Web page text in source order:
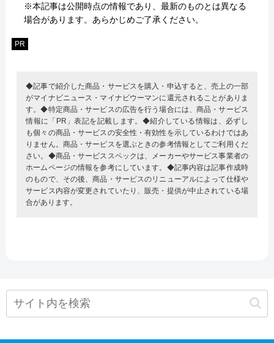
※本記事は公開時点の情報であり、最新のものとは異なる
場合があります。あらかじめご了承ください。
PR
◆記事で紹介した商品・サービスを購入・申込すると、売上の一部
がマイナビニュース・マイナビウーマンに還元されることがありま
す。◆特定商品・サービスの広告を行う場合には、商品・サービス
情報に「PR」表記を記載します。◆紹介している情報は、必ずし
も個々の商品・サービスの安全性・有効性を示しているわけではあ
りません。商品・サービスを選ぶときの参考情報としてご利用くだ
さい。◆商品・サービススペックは、メーカーやサービス事業者の
ホームページの情報を参考にしています。◆記事内容は記事作成時
のもので、その後、商品・サービスのリニューアルによって仕様や
サービス内容が変更されていたり、販売・提供が中止されている場
合があります。